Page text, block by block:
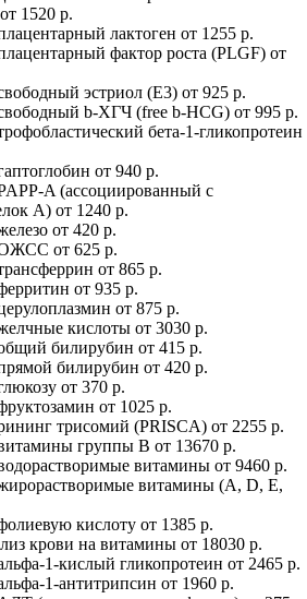
от 1520 р.
лактоген от 1255 р.
фактор роста (PLGF) от
эстриол (Е3) от 925 р.
b-ХГЧ (free b-HCG) от 995 р.
бета-1-гликопротеин
от 940 р.
A (ассоциированный с
А) от 1240 р.
от 420 р.
ОЖСС от 625 р.
от 865 р.
от 935 р.
от 875 р.
кислоты от 3030 р.
билирубин от 415 р.
билирубин от 420 р.
от 370 р.
от 1025 р.
трисомий (PRISCA) от 2255 р.
группы B от 13670 р.
витамины от 9460 р.
витамины (A, D, E,
кислоту от 1385 р.
крови на витамины от 18030 р.
1-кислый гликопротеин от 2465 р.
1-антитрипсин от 1960 р.